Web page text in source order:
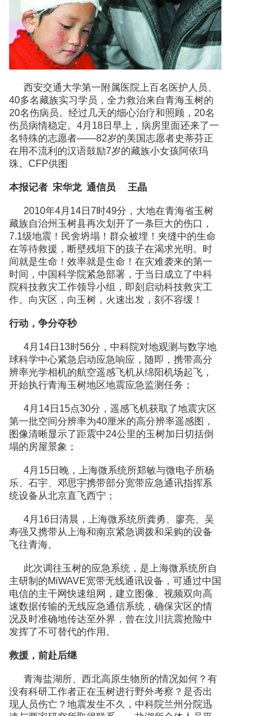
西安交通大学第一附属医院上百名医护人员、
40多名藏族实习学员，全力救治来自青海玉树的
20名伤病员。经过几天的细心治疗和照顾，20名
伤员病情稳定。4月18日早上，病房里面还来了一
名特殊的志愿者——82岁的美国志愿者史蒂芬正
在用不流利的汉语鼓励7岁的藏族小女孩阿依玛
珠。CFP供图
本报记者 宋华龙 通信员 王晶
2010年4月14日7时49分，大地在青海省玉树
藏族自治州玉树县再次划开了一条巨大的伤口，
7.1级地震！民舍坍塌！群众被埋！夹缝中的生命
在等待救援，断壁残垣下的孩子在渴求光明。时
间就是生命！效率就是生命！在灾难袭来的第一
时间，中国科学院紧急部署，于当日成立了中科
院科技救灾工作领导小组，即刻启动科技救灾工
作。向灾区，向玉树，火速出发，刻不容缓！
行动，争分夺秒
4月14日13时56分，中科院对地观测与数字地
球科学中心紧急启动应急响应，随即，携带高分
辨率光学相机的航空遥感飞机从绵阳机场起飞，
开始执行青海玉树地区地震应急监测任务；
4月14日15点30分，遥感飞机获取了地震灾区
第一批空间分辨率为40厘米的高分辨率遥感图，
图像清晰显示了距震中24公里的玉树加日切括倒
塌的房屋景象；
4月15日晚，上海微系统所郑敏与微电子所杨
乐、石宇、邓思宇携带部分宽带应急通讯指挥系
统设备从北京直飞西宁；
4月16日清晨，上海微系统所龚勇、廖亮、吴
寿强又携带从上海和南京紧急调拨和采购的设备
飞往青海。
此次调往玉树的应急系统，是上海微系统所自
主研制的MiWAVE宽带无线通讯设备，可通过中国
电信的主干网快速组网，建立图像、视频双向高
速数据传输的无线应急通信系统，确保灾区的情
况及时准确地传达至外界，曾在汶川抗震抢险中
发挥了不可替代的作用。
救援，前赴后继
青海盐湖所、西北高原生物所的情况如何？有
没有科研工作者正在玉树进行野外考察？是否出
现人员伤亡？地震发生不久，中科院兰州分院迅